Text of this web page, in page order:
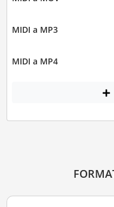
MIDI a MP3
MIDI a MP4